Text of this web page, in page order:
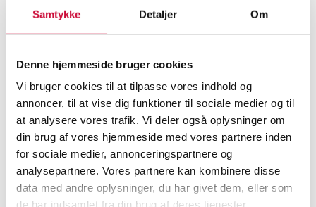
Samtykke Detaljer Om
Denne hjemmeside bruger cookies
Vi bruger cookies til at tilpasse vores indhold og
annoncer, til at vise dig funktioner til sociale medier og til
at analysere vores trafik. Vi deler også oplysninger om
din brug af vores hjemmeside med vores partnere inden
for sociale medier, annonceringspartnere og
analysepartnere. Vores partnere kan kombinere disse
data med andre oplysninger, du har givet dem, eller som
de har indsamlet fra din brug af deres tjenester.
Sølvbestik
Denne auktion er annulleret
Denne auktion er annulleret
SHOWROOM
Vejle
VURDERING
DKK 3.800
VARENUMMER
6499042
Beskrivelse